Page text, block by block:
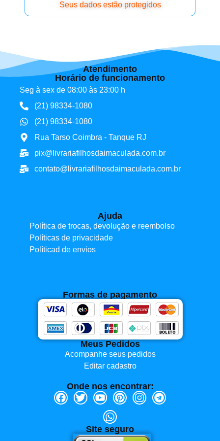
Seus dados estão protegidos
Atendimento
Horário de funcionamento
Seg à sex de 08:00 às 23:00 h
(21) 98334-1080
(21) 98334-1080
Rua Tarso Coimbra - Tanque RJ
pix@livrariafilhosdaimaculada.com.br
contato@livrariafilhosdaimaculada.com.br
Ajuda
Política de trocas, devolução e reembolso
Políticas de privacidade
Políticad de envios
Formas de pagamento
Meus Pedidos
Acompanhe seus pedidos
Editar cadastro
Onde nos encontrar:
Site seguro